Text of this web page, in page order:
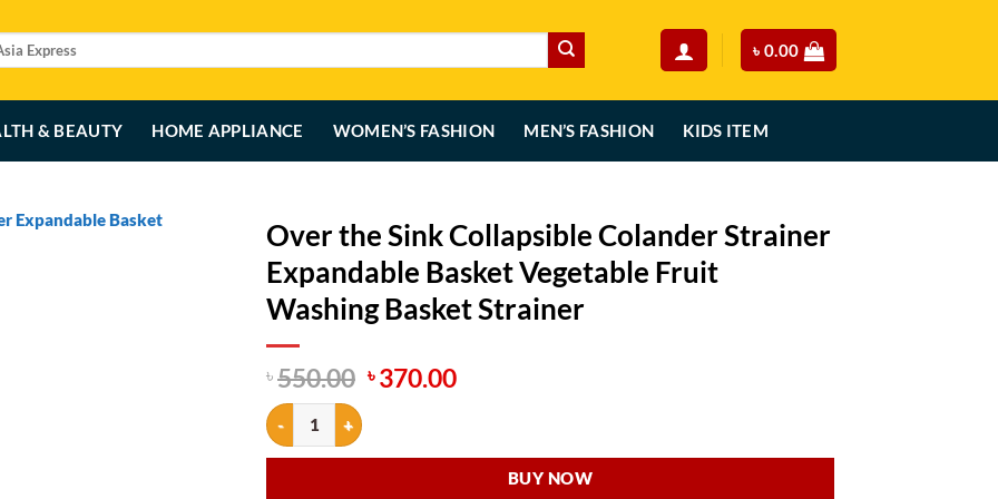
৳ 0.00
& BEAUTY HOME APPLIANCE WOMEN’S FASHION MEN’S FASHION KIDS ITEM
Over the Sink Collapsible Colander Strainer
Expandable Basket Vegetable Fruit
Washing Basket Strainer
৳550.00 Original
৳ 550.00.
৳370.00Current
৳ 370.00.
Over the Sink Collapsible Colander Strainer Expandable Basket Vegetable Fruit Washing Basket Strainer
BUY NOW